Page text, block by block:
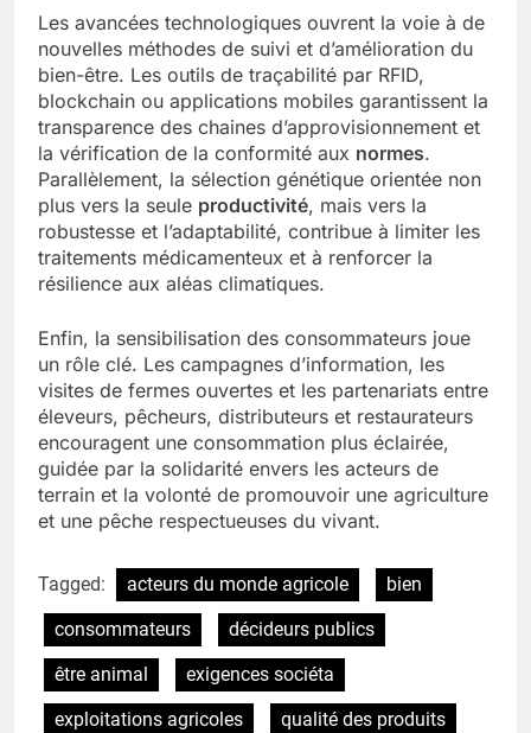
Les avancées technologiques ouvrent la voie à de
nouvelles méthodes de suivi et d’amélioration du
bien-être. Les outils de traçabilité par RFID,
blockchain ou applications mobiles garantissent la
transparence des chaines d’approvisionnement et
la vérification de la conformité aux normes.
Parallèlement, la sélection génétique orientée non
plus vers la seule productivité, mais vers la
robustesse et l’adaptabilité, contribue à limiter les
traitements médicamenteux et à renforcer la
résilience aux aléas climatiques.
Enfin, la sensibilisation des consommateurs joue
un rôle clé. Les campagnes d’information, les
visites de fermes ouvertes et les partenariats entre
éleveurs, pêcheurs, distributeurs et restaurateurs
encouragent une consommation plus éclairée,
guidée par la solidarité envers les acteurs de
terrain et la volonté de promouvoir une agriculture
et une pêche respectueuses du vivant.
Tagged: acteurs du monde agricole
bien
consommateurs
décideurs publics
être animal
exigences sociéta
exploitations agricoles
qualité des produits